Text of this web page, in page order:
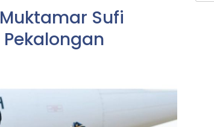
Sufi